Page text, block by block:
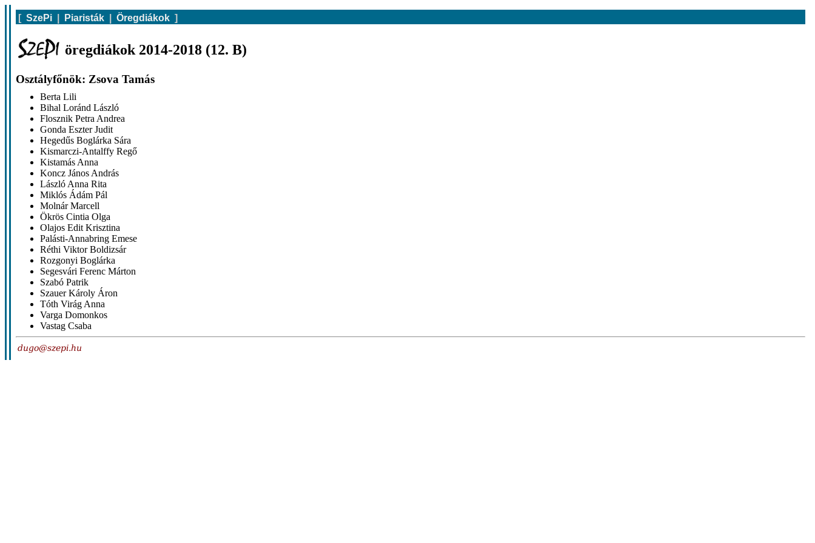
[ SzePi Piaristák Öregdiákok ]
öregdiákok 2014-2018 (12. B)
Osztályfőnök: Zsova Tamás
Berta Lili
Bihal Loránd László
Flosznik Petra Andrea
Gonda Eszter Judit
Hegedűs Boglárka Sára
Kismarczi-Antalffy Regő
Kistamás Anna
Koncz János András
László Anna Rita
Miklós Ádám Pál
Molnár Marcell
Ökrös Cintia Olga
Olajos Edit Krisztina
Palásti-Annabring Emese
Réthi Viktor Boldizsár
Rozgonyi Boglárka
Segesvári Ferenc Márton
Szabó Patrik
Szauer Károly Áron
Tóth Virág Anna
Varga Domonkos
Vastag Csaba